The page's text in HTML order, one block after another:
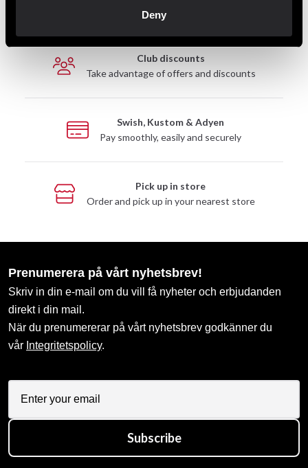
Deny
Fast delivery to agents near you
Club discounts
Take advantage of offers and discounts
Swish, Kustom & Adyen
Pay smoothly, easily and securely
Pick up in store
Order and pick up in your nearest store
Prenumerera på vårt nyhetsbrev!
Skriv in din e-mail om du vill få nyheter och erbjudanden
direkt i din mail.
När du prenumererar på vårt nyhetsbrev godkänner du
vår Integritetspolicy.
Subscribe